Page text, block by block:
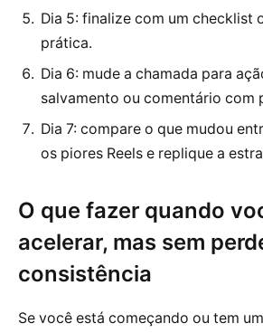
Dia 5: finalize com um checklist
prática.
Dia 6: mude a chamada para
salvamento ou comentário com
Dia 7: compare o que mudou
os piores Reels e replique a
O que fazer quando
acelerar, mas sem
consistência
Se você está começando ou tem